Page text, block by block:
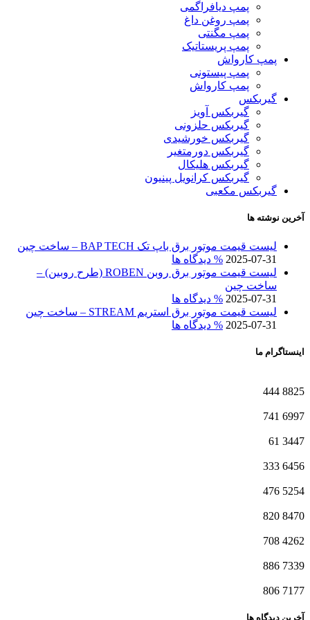
پمپ دیافراگمی
پمپ روغن داغ
پمپ مگنتی
پمپ پریستاتیک
پمپ کارواش
پمپ پیستونی
پمپ کارواش
گیربکس
گیربکس آویز
گیربکس حلزونی
گیربکس خورشیدی
گیربکس دورمتغیر
گیربکس هلیکال
گیربکس کرانویل پینیون
گیربکس مکعبی
آخرین نوشته ها
لیست قیمت موتور برق باپ تک BAP TECH – ساخت چین
2025-07-31 % دیدگاه ها
لیست قیمت موتور برق روبن ROBEN (طرح روبین) –
ساخت چین
2025-07-31 % دیدگاه ها
لیست قیمت موتور برق استریم STREAM – ساخت چین
2025-07-31 % دیدگاه ها
اینستاگرام ما
8825
444
6997
741
3447
61
6456
333
5254
476
8470
820
4262
708
7339
886
7177
806
آخرین دیدگاه ها